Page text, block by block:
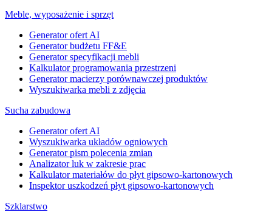
Meble, wyposażenie i sprzęt
Generator ofert AI
Generator budżetu FF&E
Generator specyfikacji mebli
Kalkulator programowania przestrzeni
Generator macierzy porównawczej produktów
Wyszukiwarka mebli z zdjęcia
Sucha zabudowa
Generator ofert AI
Wyszukiwarka układów ogniowych
Generator pism polecenia zmian
Analizator luk w zakresie prac
Kalkulator materiałów do płyt gipsowo-kartonowych
Inspektor uszkodzeń płyt gipsowo-kartonowych
Szklarstwo